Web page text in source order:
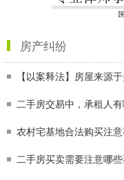
房产纠纷
【以案释法】房屋来源
二手房交易中，承租人
农村宅基地合法购买注
二手房买卖需要注意哪些